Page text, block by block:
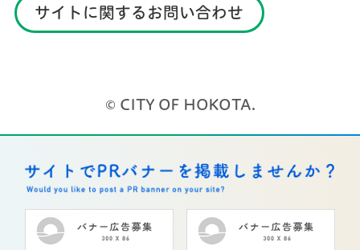
サイトに関するお問い合わせ
© CITY OF HOKOTA.